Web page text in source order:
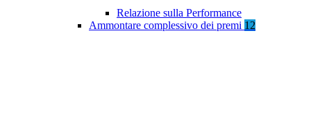
Relazione sulla Performance
Ammontare complessivo dei premi 12